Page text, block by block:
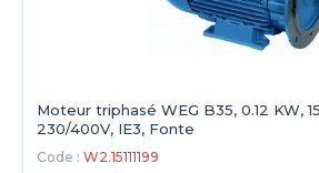
Moteur triphasé WEG B35, 0.12 KW,
230/400V, IE3, Fonte
Code : W2.15111199